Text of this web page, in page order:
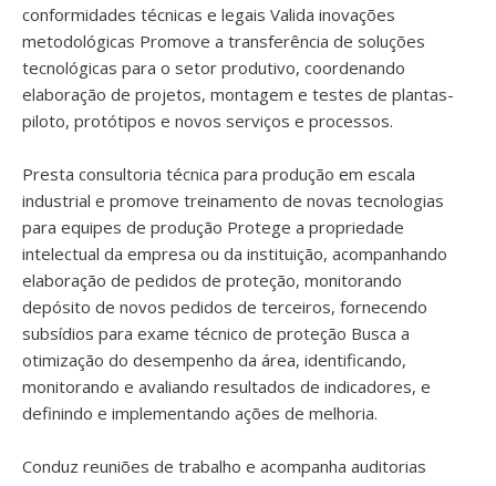
conformidades técnicas e legais Valida inovações
metodológicas Promove a transferência de soluções
tecnológicas para o setor produtivo, coordenando
elaboração de projetos, montagem e testes de plantas-
piloto, protótipos e novos serviços e processos.
Presta consultoria técnica para produção em escala
industrial e promove treinamento de novas tecnologias
para equipes de produção Protege a propriedade
intelectual da empresa ou da instituição, acompanhando
elaboração de pedidos de proteção, monitorando
depósito de novos pedidos de terceiros, fornecendo
subsídios para exame técnico de proteção Busca a
otimização do desempenho da área, identificando,
monitorando e avaliando resultados de indicadores, e
definindo e implementando ações de melhoria.
Conduz reuniões de trabalho e acompanha auditorias